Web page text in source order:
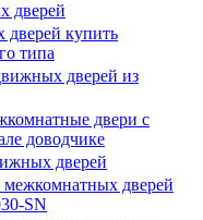
дверей
дверей купить
типа
дверей из
двери с
доводчике
дверей
дверей
SN